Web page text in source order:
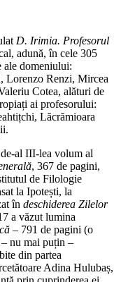
D. Irimia. Profesorul
adună, în cele 305
ale domeniului:
Lorenzo Renzi, Mircea
Cotea, alături de
ai profesorului:
Lăcrămioara
al III-lea volum al
, 367 de pagini,
de Filologie
la Ipotești, la
îndeschiderea Zilelor
a văzut lumina
– 791 de pagini (o
nu mai puțin –
din partea
Adina Hulubaș,